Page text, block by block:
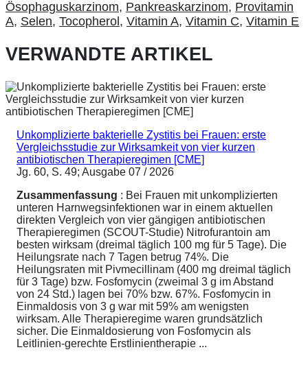
Ösophaguskarzinom, Pankreaskarzinom, Provitamin
A, Selen, Tocopherol, Vitamin A, Vitamin C, Vitamin E
VERWANDTE ARTIKEL
Unkomplizierte bakterielle Zystitis bei Frauen: erste
Vergleichsstudie zur Wirksamkeit von vier kurzen
antibiotischen Therapieregimen [CME]
Jg. 60, S. 49; Ausgabe 07 / 2026
Zusammenfassung : Bei Frauen mit unkomplizierten
unteren Harnwegsinfektionen war in einem aktuellen
direkten Vergleich von vier gängigen antibiotischen
Therapieregimen (SCOUT-Studie) Nitrofurantoin am
besten wirksam (dreimal täglich 100 mg für 5 Tage). Die
Heilungsrate nach 7 Tagen betrug 74%. Die
Heilungsraten mit Pivmecillinam (400 mg dreimal täglich
für 3 Tage) bzw. Fosfomycin (zweimal 3 g im Abstand
von 24 Std.) lagen bei 70% bzw. 67%. Fosfomycin in
Einmaldosis von 3 g war mit 59% am wenigsten
wirksam. Alle Therapieregime waren grundsätzlich
sicher. Die Einmaldosierung von Fosfomycin als
Leitlinien-gerechte Erstlinientherapie ...